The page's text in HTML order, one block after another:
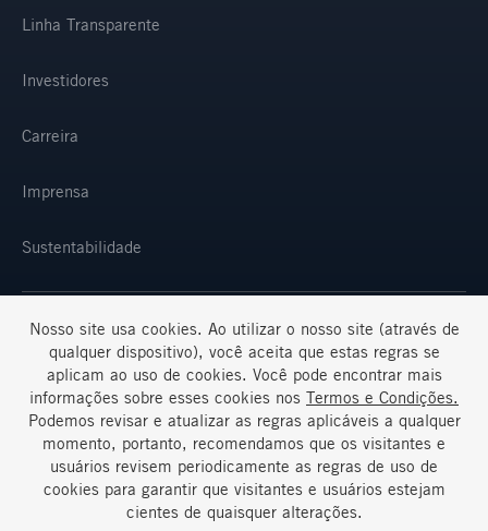
Linha Transparente
Investidores
Carreira
Imprensa
Sustentabilidade
SELECIONE SUA REGIÃO E IDIOMA
Termos e Condições Perguntas Frequentes
Nosso site usa cookies. Ao utilizar o nosso site (através de
qualquer dispositivo), você aceita que estas regras se
aplicam ao uso de cookies. Você pode encontrar mais
informações sobre esses cookies nos Termos e Condições.
Podemos revisar e atualizar as regras aplicáveis a qualquer
momento, portanto, recomendamos que os visitantes e
usuários revisem periodicamente as regras de uso de
cookies para garantir que visitantes e usuários estejam
cientes de quaisquer alterações.